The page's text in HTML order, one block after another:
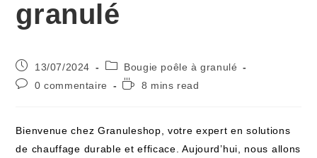
granulé
13/07/2024
Bougie poêle à granulé
0 commentaire
8 mins read
Bienvenue chez Granuleshop, votre expert en solutions
de chauffage durable et efficace. Aujourd’hui, nous allons